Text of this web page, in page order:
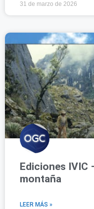
31 de marzo de 2026
Ediciones IVIC
montaña
LEER MÁS »